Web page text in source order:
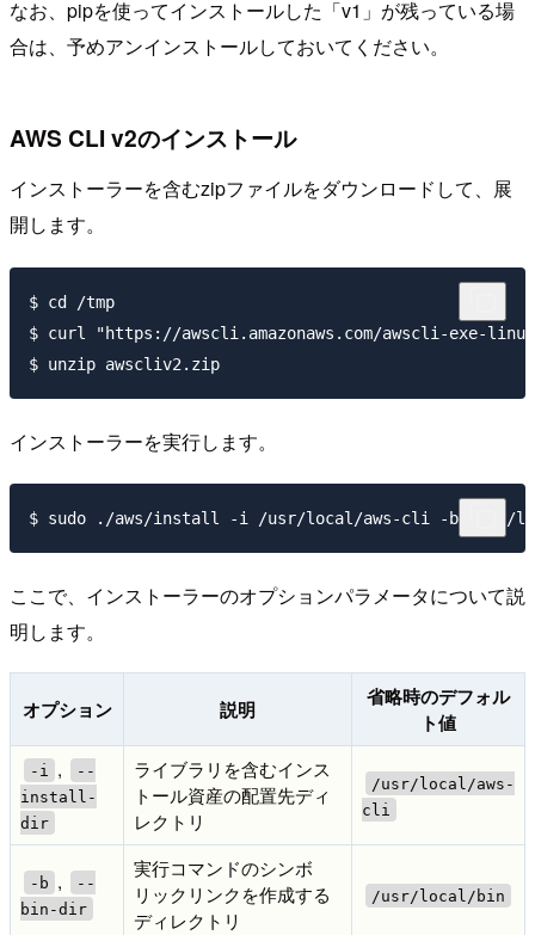
なお、pipを使ってインストールした「v1」が残っている場
合は、予めアンインストールしておいてください。
AWS CLI v2のインストール
インストーラーを含むzipファイルをダウンロードして、展
開します。
$ cd /tmp
$ curl "https://awscli.amazonaws.com/awscli-exe-
インストーラーを実行します。
ここで、インストーラーのオプションパラメータについて説
明します。
オプション 説明
省略時のデフォル
ト値
-i ,
--
install-
dir
ライブラリを含むインス
トール資産の配置先ディ
レクトリ
/usr/local/aws-
cli
-b ,
--
bin-dir
実行コマンドのシンボ
リックリンクを作成する
ディレクトリ
/usr/local/bin